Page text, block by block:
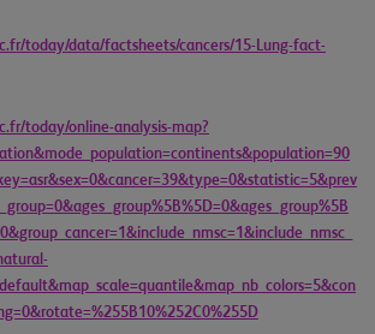
today/data/factsheets/cancers/15-Lung-fact-
today/online-analysis-map?